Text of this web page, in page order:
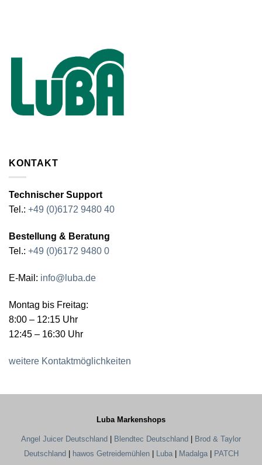
KONTAKT
Technischer Support
Tel.: +49 (0)6172 9480 40
Bestellung & Beratung
Tel.: +49 (0)6172 9480 0
E-Mail: info@luba.de
Montag bis Freitag:
8:00 – 12:15 Uhr
12:45 – 16:30 Uhr
weitere Kontaktmöglichkeiten
Luba Markenshops
Angel Juicer Deutschland Blendtec Deutschland
Brod & Taylor
Deutschland
hawos Getreidemühlen| Luba| Madalga|
PATCH